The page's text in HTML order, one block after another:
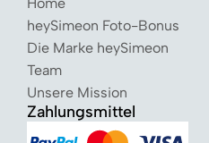
heySimeon Foto-Bonus
Die Marke heySimeon
Team
Unsere Mission
Zahlungsmittel